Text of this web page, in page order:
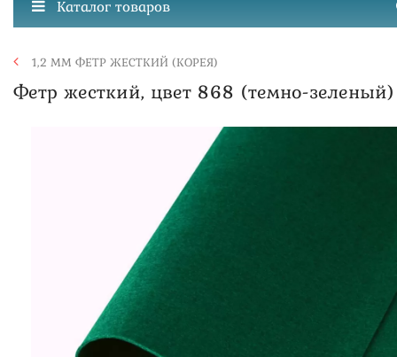
Каталог товаров
1,2 ММ ФЕТР ЖЕСТКИЙ (КОРЕЯ)
Фетр жесткий, цвет 868 (темно-зеленый)